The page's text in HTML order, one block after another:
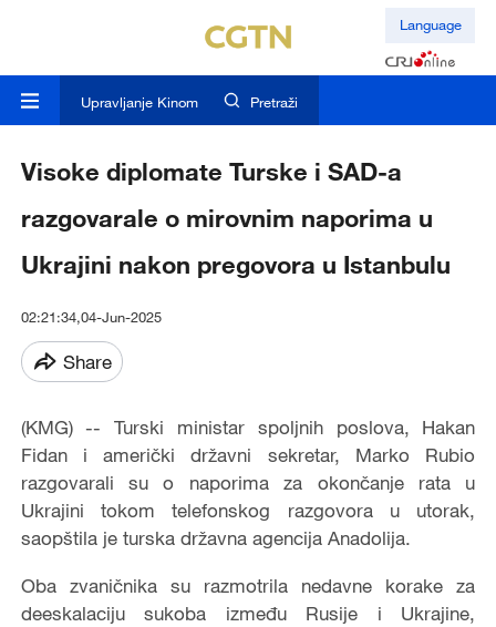
Language
Upravljanje Kinom Pretraži
Visoke diplomate Turske i SAD-a
razgovarale o mirovnim naporima u
Ukrajini nakon pregovora u Istanbulu
02:21:34,04-Jun-2025
Share
(KMG) -- Turski ministar spoljnih poslova, Hakan
Fidan i američki državni sekretar, Marko Rubio
razgovarali su o naporima za okončanje rata u
Ukrajini tokom telefonskog razgovora u utorak,
saopštila je turska državna agencija Anadolija.
Oba zvaničnika su razmotrila nedavne korake za
deeskalaciju sukoba između Rusije i Ukrajine,